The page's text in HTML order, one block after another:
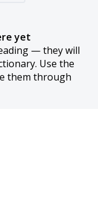
yet
— they will
Use the
them through